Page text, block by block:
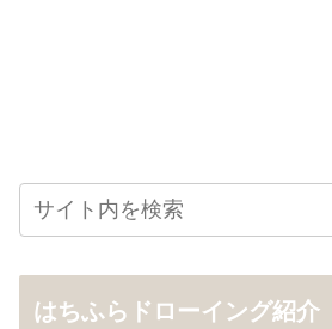
はちふらドローイング紹介